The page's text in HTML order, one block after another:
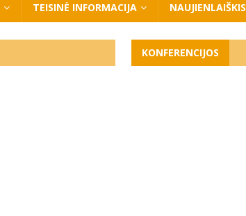
TEISINĖ INFORMACIJA NAUJIENLAIŠKIS
KONFERENCIJOS